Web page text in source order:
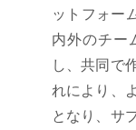
ットフォー
内外のチー
し、共同で
れにより、
となり、サ